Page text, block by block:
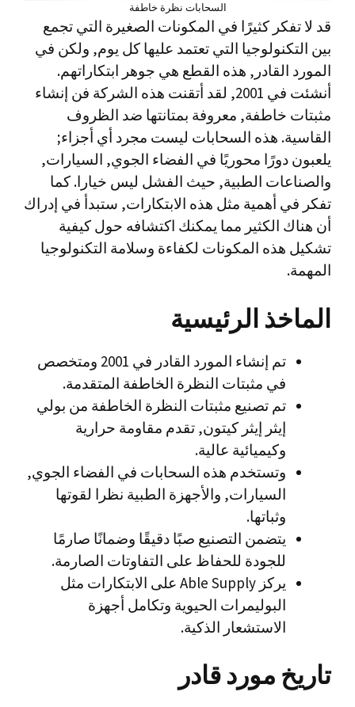
السحابات نظرة خاطفة
قد لا تفكر كثيرًا في المكونات الصغيرة التي تجمع
بين التكنولوجيا التي تعتمد عليها كل يوم, ولكن في
المورد القادر, هذه القطع هي جوهر ابتكاراتهم.
أنشئت في 2001, لقد أتقنت هذه الشركة فن إنشاء
مثبتات خاطفة, معروفة بمتانتها ضد الظروف
القاسية. هذه السحابات ليست مجرد أي أجزاء;
يلعبون دورًا محوريًا في الفضاء الجوي, السيارات,
والصناعات الطبية, حيث الفشل ليس خيارا. كما
تفكر في أهمية مثل هذه الابتكارات, ستبدأ في إدراك
أن هناك الكثير مما يمكنك اكتشافه حول كيفية
تشكيل هذه المكونات لكفاءة وسلامة التكنولوجيا
المهمة.
الماخذ الرئيسية
تم إنشاء المورد القادر في 2001 ومتخصص
في مثبتات النظرة الخاطفة المتقدمة.
تم تصنيع مثبتات النظرة الخاطفة من بولي
إيثر إيثر كيتون, تقدم مقاومة حرارية
وكيميائية عالية.
وتستخدم هذه السحابات في الفضاء الجوي,
السيارات, والأجهزة الطبية نظرا لقوتها
وثباتها.
يتضمن التصنيع صبًا دقيقًا وضمانًا صارمًا
للجودة للحفاظ على التفاوتات الصارمة.
يركز Able Supply على الابتكارات مثل
البوليمرات الحيوية وتكامل أجهزة
الاستشعار الذكية.
تاريخ مورد قادر